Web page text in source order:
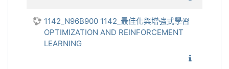
1142_N96B900 1142_最佳化與增強式學習
OPTIMIZATION AND REINFORCEMENT
LEARNING